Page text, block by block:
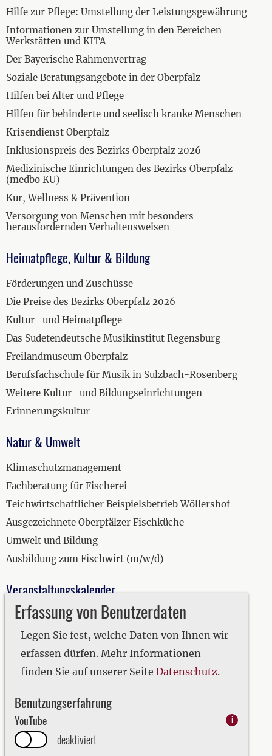
Erfassung von Benutzerdaten
Legen Sie fest, welche Daten von Ihnen wir
erfassen dürfen. Mehr Informationen
finden Sie auf unserer Seite Datenschutz.
Benutzungserfahrung
YouTube i
deaktiviert
Hilfe zur Pflege: Umstellung der Leistungsgewährung
Informationen zur Umstellung in den Bereichen
Werkstätten und KITA
Der Bayerische Rahmenvertrag
Soziale Beratungsangebote in der Oberpfalz
Hilfen bei Alter und Pflege
Hilfen für behinderte und seelisch kranke Menschen
Krisendienst Oberpfalz
Inklusionspreis des Bezirks Oberpfalz 2026
Medizinische Einrichtungen des Bezirks Oberpfalz
(medbo KU)
Kur, Wellness & Prävention
Versorgung von Menschen mit besonders
herausfordernden Verhaltensweisen
Heimatpflege, Kultur & Bildung
Förderungen und Zuschüsse
Die Preise des Bezirks Oberpfalz 2026
Kultur- und Heimatpflege
Das Sudetendeutsche Musikinstitut Regensburg
Freilandmuseum Oberpfalz
Berufsfachschule für Musik in Sulzbach-Rosenberg
Weitere Kultur- und Bildungseinrichtungen
Erinnerungskultur
Natur & Umwelt
Klimaschutzmanagement
Fachberatung für Fischerei
Teichwirtschaftlicher Beispielsbetrieb Wöllershof
Ausgezeichnete Oberpfälzer Fischküche
Umwelt und Bildung
Ausbildung zum Fischwirt (m/w/d)
Veranstaltungskalender
2019
2020
2021
2022
2024
2025
2026